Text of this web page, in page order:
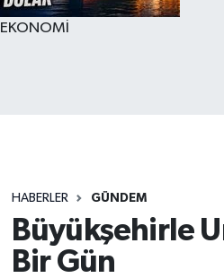
EKONOMİ
HABERLER GÜNDEM
Büyükşehirle
Bir Gün